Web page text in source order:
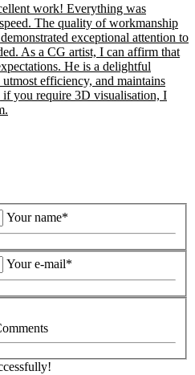
work! Everything was
The quality of workmanship
exceptional attention to
As a CG artist, I can affirm that
He is a delightful
efficiency, and maintains
you require 3D visualisation, I
Your name*
Your e-mail*